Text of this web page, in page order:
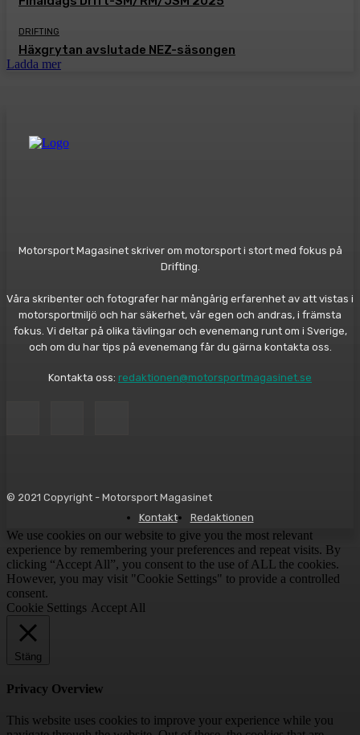
DRIFTING
Häxgrytan avslutade NEZ-säsongen
Ladda mer
Motorsport Magasinet skriver om motorsport i stort med fokus på
Drifting.
Våra skribenter och fotografer har mångårig erfarenhet av att vistas i
motorsportmiljö och har säkerhet, vår egen och andras, i främsta
fokus. Vi deltar på olika tävlingar och evenemang runt om i Sverige,
och om du har tips på evenemang får du gärna kontakta oss.
Kontakta oss: redaktionen@motorsportmagasinet.se
© 2021 Copyright - Motorsport Magasinet
Kontakt
Redaktionen
We use cookies on our website to give you the most relevant
experience by remembering your preferences and repeat visits. By
clicking “Accept All”, you consent to the use of ALL the cookies.
However, you may visit "Cookie Settings" to provide a controlled
consent.
Cookie Settings Accept All
Stäng
Privacy Overview
This website uses cookies to improve your experience while you